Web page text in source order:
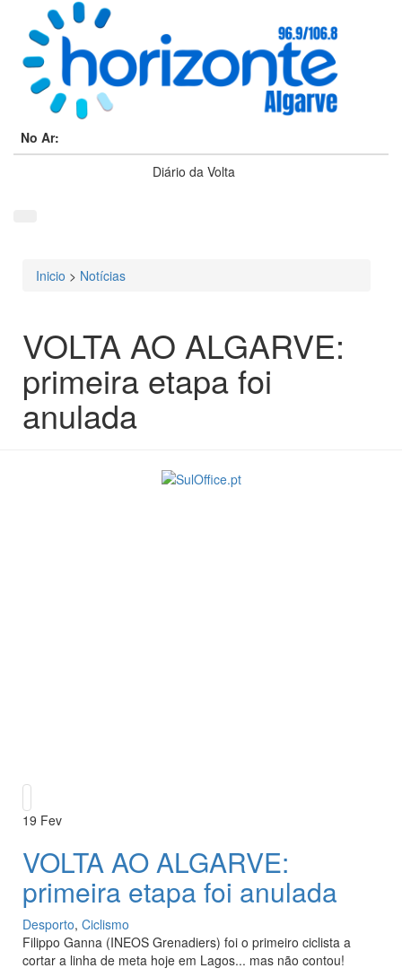
No Ar:
Diário da Volta
Está aqui
Inicio > Notícias
VOLTA AO ALGARVE:
primeira etapa foi
anulada
19 Fev
VOLTA AO ALGARVE:
primeira etapa foi anulada
Desporto, Ciclismo
Filippo Ganna (INEOS Grenadiers) foi o primeiro ciclista a
cortar a linha de meta hoje em Lagos... mas não contou!